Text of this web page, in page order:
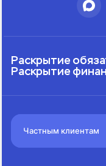
Раскрытие
Раскрытие
Частным клиентам